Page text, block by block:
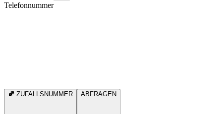
Telefonnummer
ZUFALLSNUMMER ABFRAGEN